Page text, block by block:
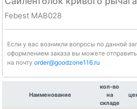
Febest MAB028
Если у вас возникли вопросы по данной
оформлением заказа вы можете
на почту order@goodzone116.ru
Наименование
кол-во
на
складе